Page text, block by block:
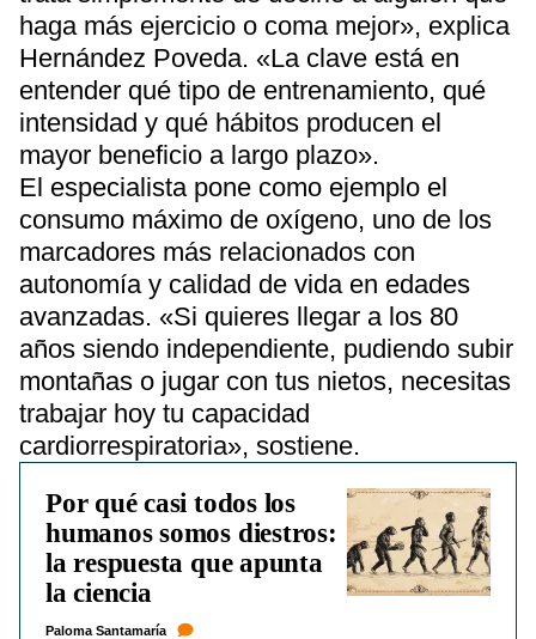
haga más ejercicio o coma mejor», explica
Hernández Poveda. «La clave está en
entender qué tipo de entrenamiento, qué
intensidad y qué hábitos producen el
mayor beneficio a largo plazo».
El especialista pone como ejemplo el
consumo máximo de oxígeno, uno de los
marcadores más relacionados con
autonomía y calidad de vida en edades
avanzadas. «Si quieres llegar a los 80
años siendo independiente, pudiendo subir
montañas o jugar con tus nietos, necesitas
trabajar hoy tu capacidad
cardiorrespiratoria», sostiene.
Por qué casi todos los
humanos somos diestros:
la respuesta que apunta
la ciencia
Paloma Santamaría